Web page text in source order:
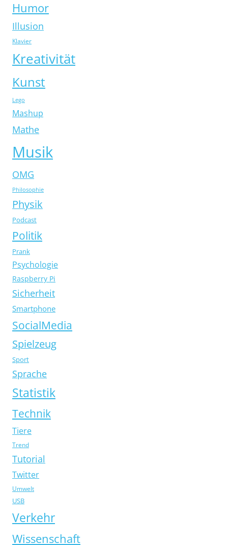
Humor
Illusion
Klavier
Kreativität
Kunst
Lego
Mashup
Mathe
Musik
OMG
Philosophie
Physik
Podcast
Politik
Prank
Psychologie
Raspberry Pi
Sicherheit
Smartphone
SocialMedia
Spielzeug
Sport
Sprache
Statistik
Technik
Tiere
Trend
Tutorial
Twitter
Umwelt
USB
Verkehr
Wissenschaft